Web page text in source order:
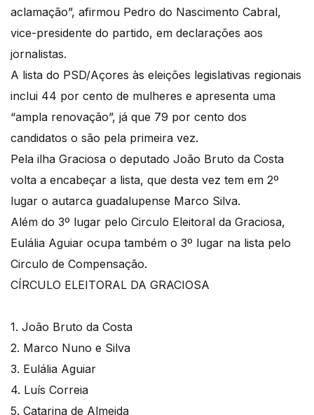
aclamação”, afirmou Pedro do Nascimento Cabral,
vice-presidente do partido, em declarações aos
jornalistas.
A lista do PSD/Açores às eleições legislativas regionais
inclui 44 por cento de mulheres e apresenta uma
“ampla renovação”, já que 79 por cento dos
candidatos o são pela primeira vez.
Pela ilha Graciosa o deputado João Bruto da Costa
volta a encabeçar a lista, que desta vez tem em 2º
lugar o autarca guadalupense Marco Silva.
Além do 3º lugar pelo Circulo Eleitoral da Graciosa,
Eulália Aguiar ocupa também o 3º lugar na lista pelo
Circulo de Compensação.
CÍRCULO ELEITORAL DA GRACIOSA
1. João Bruto da Costa
2. Marco Nuno e Silva
3. Eulália Aguiar
4. Luís Correia
5. Catarina de Almeida